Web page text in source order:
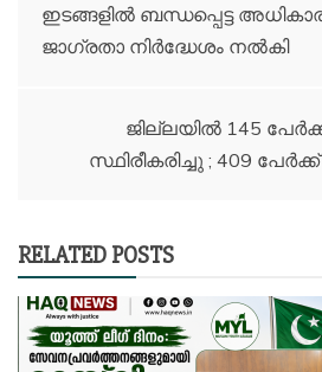
ഇടങ്ങളിൽ ബന്ധപ്പെട്ട
ജാഗ്രതാ നിർദ്ധേശം നൽകി
ജില്ലയില്‍ 145
സ്ഥിരീകരിച്ചു ; 409
RELATED POSTS